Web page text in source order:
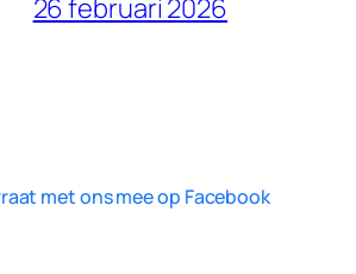
26 februari 2026
met ons mee op Facebook